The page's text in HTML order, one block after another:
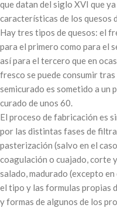
que datan del siglo XVI que
características de los quesos
Hay tres tipos de quesos: el
para el primero como para el
así para el tercero que en
fresco se puede consumir
semicurado es sometido a un
curado de unos 60.
El proceso de fabricación es
por las distintas fases de
pasterización (salvo en el
coagulación o cuajado, corte
salado, madurado (excepto
el tipo y las formulas propias
y formas de algunos de los